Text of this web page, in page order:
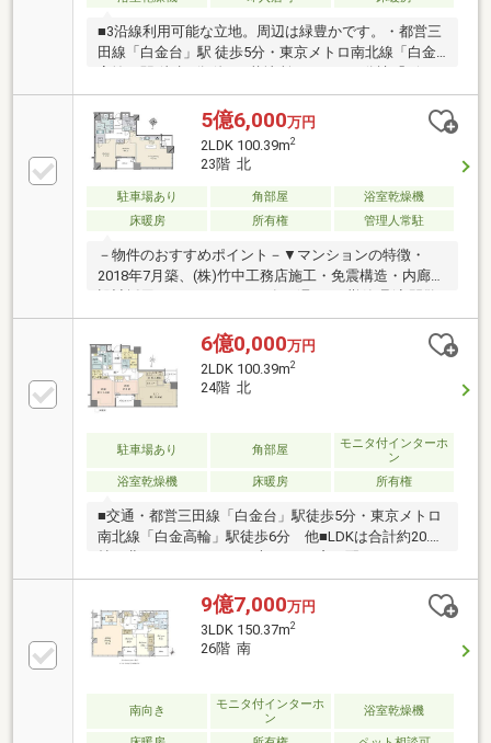
■3沿線利用可能な立地。周辺は緑豊かです。・都営三
田線「白金台」駅 徒歩5分・東京メトロ南北線「白金
高輪」駅 徒歩6分 他■三菱地所レジデンス分譲「ザ・
パークハウス」 2018年7月築、地上27階建・免震タ
ワーレジデンス。■ホテルライクなコンシェルジュサ
ービスあり。■地上19階部分、全居室南向きの2LDK住
戸。陽当り・通風・眺望良好。■天井高約2700mm(全
居室)。■ウォークイン＆シューズインクローゼット、
トランクルームなど、収納豊富。■床暖房(LD)や天井
埋込エアコン(全居室)が備わり、快適な住空間。■食器
設備あり。
5億6,000万円
2LDK 100.39m2
23階 北
駐車場あり 角部屋
浴室乾燥機
床暖房
所有権 管理人常駐
－物件のおすすめポイント－▼マンションの特徴・
2018年7月築、(株)竹中工務店施工・免震構造・内廊下
設計採用・コンシェルジュ有・週7の日勤管理(夜間警
備員)・ペット飼育可(細則有)▼住戸の特徴・LDKは約
23.2帖・LDはハイサッシ・電動カーテン仕様・リビン
グ・各洋室の最大天井高2.7m・SIC・WIC有▼設備・床
暖房(LDK・主寝室)・天井カセット型エアコン(LD・各
洋室)・食洗機／ディスポーザー・乾燥機付1620サイ
いします ━━━━━・・・物件の詳細・ご相談はお気
6億0,000万円
2LDK 100.39m2
24階 北
駐車場あり 角部屋
モニタ付インターホ
ン
浴室乾燥機
床暖房 所有権
■交通・都営三田線「白金台」駅徒歩5分・東京メトロ
南北線「白金高輪」駅徒歩6分 他■LDKは合計約20.8
帖。北から西にかけて、大きなFIX窓が配されていま
す。■LD・各洋室は天井高約2.7mの開放的な空間。■
全居室、キッチン、トイレ、洗面室、廊下に床暖房付
き。■ウォークイン＆シューズインクローゼット、納
戸など収納豊富な間取り。■ディスポーザーや食器洗
乾燥機、浴室暖房乾燥機など室内設備充実。■4重のセ
イバシーに配慮された内廊下設計。■各居住フロアに
24時間ゴミ出し可能なダストスペース有り。■ペット
9億7,000万円
3LDK 150.37m2
26階 南
南向き
モニタ付インターホ
ン
浴室乾燥機